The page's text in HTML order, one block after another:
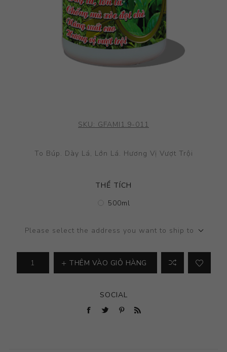
SKU: GFAMI1.9-011
To Búp. Dày Lá, Lớn Lá. Hương Vị Vượt Trội
THỂ TÍCH
500ml
Please select the address you want to ship to
THÊM VÀO GIỎ HÀNG
SOCIAL